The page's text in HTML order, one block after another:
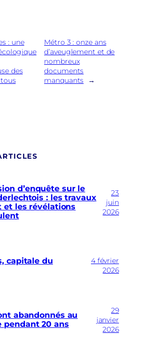
: une
des
Métro 3 : onze ans
d’aveuglement et de
nombreux
documents
manquants
→
d’enquête sur le
: les travaux
et les révélations
23
juin
2026
capitale du
4 février
2026
abandonnés au
pendant 20 ans
29
janvier
2026